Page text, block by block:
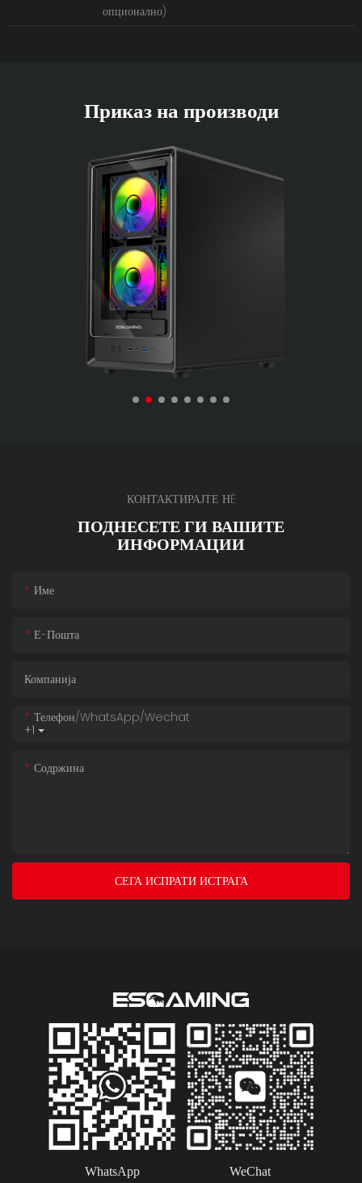
опционално)
Приказ на производи
КОНТАКТИРАЈТЕ НÈ
ПОДНЕСЕТЕ ГИ ВАШИТЕ
ИНФОРМАЦИИ
Име
Е-Пошта
Компанија
+1
Телефон/whatsApp/wechat
Содржина
СЕГА ИСПРАТИ ИСТРАГА
WhatsApp WeChat